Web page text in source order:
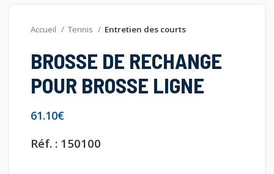
Accueil Tennis Entretien des courts
BROSSE DE RECHANGE
POUR BROSSE LIGNE
€
Réf. : 150100